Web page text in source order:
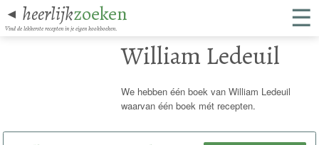
◄ heerlijkzoeken
Vind de lekkerste recepten in je eigen kookboeken. ☰
William Ledeuil
We hebben één boek van William Ledeuil
waarvan één boek mét recepten.